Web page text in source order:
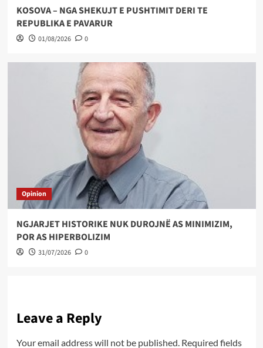
KOSOVA – NGA SHEKUJT E PUSHTIMIT DERI TE
REPUBLIKA E PAVARUR
01/08/2026 0
Opinion
NGJARJET HISTORIKE NUK DUROJNË AS MINIMIZIM,
POR AS HIPERBOLIZIM
31/07/2026 0
Leave a Reply
Your email address will not be published. Required fields